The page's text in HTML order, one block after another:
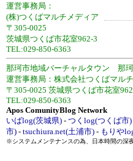
運営事務局：
(株)つくばマルチメディア
〒305-0025
茨城県つくば市花室962-3
TEL:029-850-6363
那珂市地域バーチャルタウン 那
運営事務局：株式会社つくばマル
〒305-0025 茨城県つくば市花室
TEL:029-850-6363
Apos ComunityBlog Network
いばlog(茨城県) - つくlog(つくば市)
市) - tsuchiura.net(土浦市) - もりや
※システムメンテナンスの為、日本時間の深